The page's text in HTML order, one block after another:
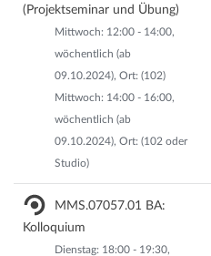
(Projektseminar und Übung)
Mittwoch: 12:00 - 14:00,
wöchentlich (ab
09.10.2024), Ort: (102)
Mittwoch: 14:00 - 16:00,
wöchentlich (ab
09.10.2024), Ort: (102 oder
Studio)
MMS.07057.01 BA:
Kolloquium
Dienstag: 18:00 - 19:30,